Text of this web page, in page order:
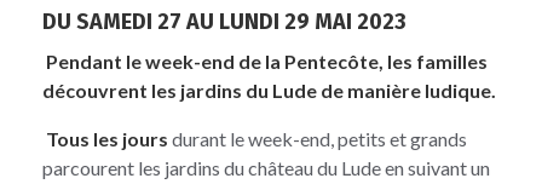
DU SAMEDI 27 AU LUNDI 29 MAI 2023
Pendant le week-end de la Pentecôte, les familles
découvrent les jardins du Lude de manière ludique.
Tous les jours durant le week-end, petits et grands
parcourent les jardins du château du Lude en suivant un